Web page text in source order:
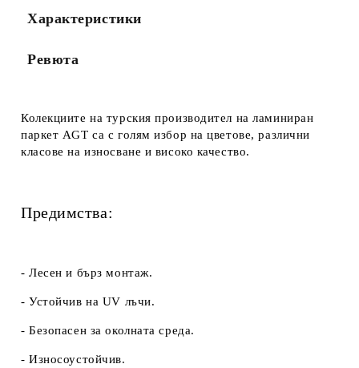
Характеристики
Ревюта
Колекциите на турския производител на ламиниран
паркет AGT са с голям избор на цветове, различни
класове на износване и високо качество.
Предимства:
- Лесен и бърз монтаж.
- Устойчив на UV лъчи.
- Безопасен за околната среда.
- Износоустойчив.